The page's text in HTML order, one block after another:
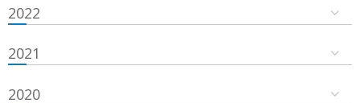
2022
2021
2020